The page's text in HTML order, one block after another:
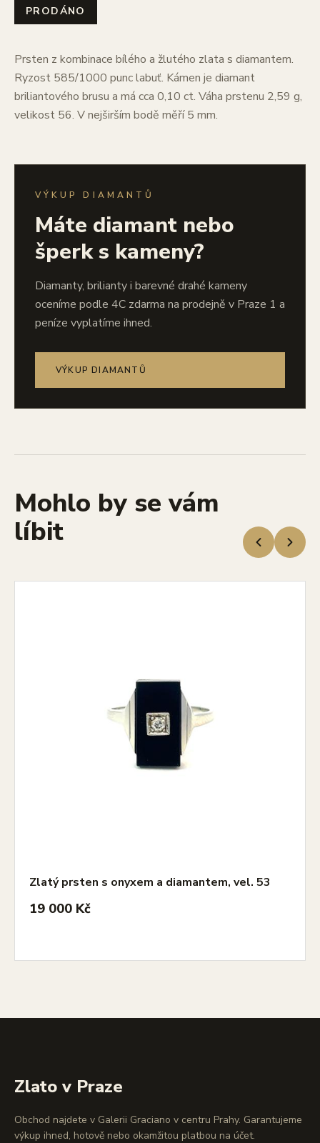
PRODÁNO
Prsten z kombinace bílého a žlutého zlata s diamantem.
Ryzost 585/1000 punc labuť. Kámen je diamant
briliantového brusu a má cca 0,10 ct. Váha prstenu 2,59 g,
velikost 56. V nejširším bodě měří 5 mm.
VÝKUP DIAMANTŮ
Máte diamant nebo
šperk s kameny?
Diamanty, brilianty i barevné drahé kameny
oceníme podle 4C zdarma na prodejně v Praze 1 a
peníze vyplatíme ihned.
VÝKUP DIAMANTŮ
Mohlo by se vám
líbit
Zlatý prsten s onyxem a diamantem, vel. 53
19 000 Kč
Zlato v Praze
Obchod najdete v Galerii Graciano v centru Prahy. Garantujeme
výkup ihned, hotově nebo okamžitou platbou na účet.